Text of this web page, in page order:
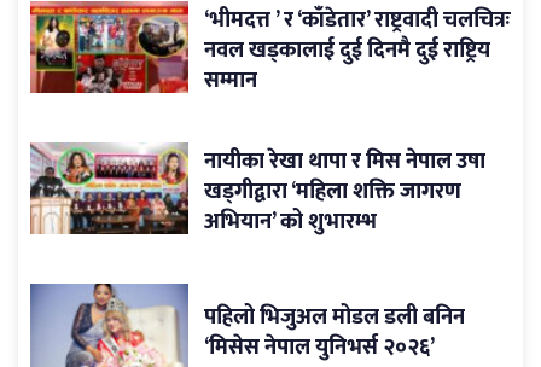
‘भीमदत्त ’ र ‘काँडेतार’ राष्ट्रवादी चलचित्रः
नवल खड्कालाई दुई दिनमै दुई राष्ट्रिय
सम्मान
नायीका रेखा थापा र मिस नेपाल उषा
खड्गीद्वारा ‘महिला शक्ति जागरण
अभियान’ को शुभारम्भ
पहिलो भिजुअल मोडल डली बनिन
‘मिसेस नेपाल युनिभर्स २०२६’